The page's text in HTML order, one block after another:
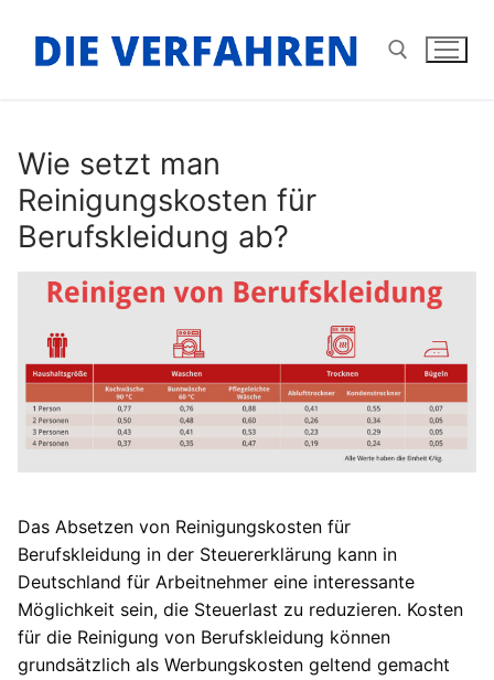
Inhalt
springen
Wie setzt man
Reinigungskosten für
Berufskleidung ab?
Das Absetzen von Reinigungskosten für
Berufskleidung in der Steuererklärung kann in
Deutschland für Arbeitnehmer eine interessante
Möglichkeit sein, die Steuerlast zu reduzieren. Kosten
für die Reinigung von Berufskleidung können
grundsätzlich als Werbungskosten geltend gemacht